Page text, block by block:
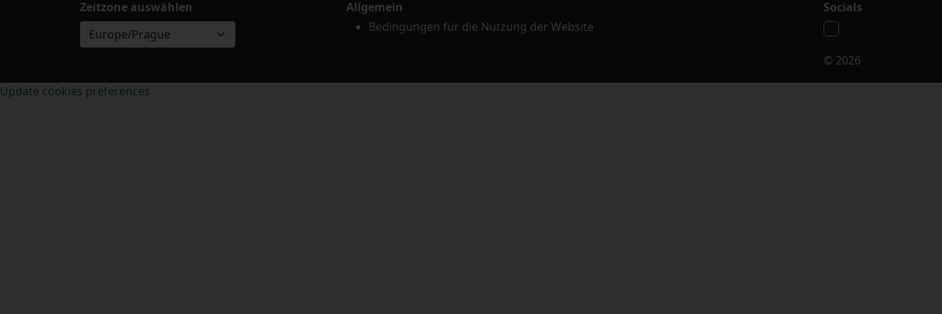
Zeitzone auswählen
Europe/Prague
Allgemein
Bedingungen für die Nutzung der Website
Socials
© 2026
Update cookies preferences